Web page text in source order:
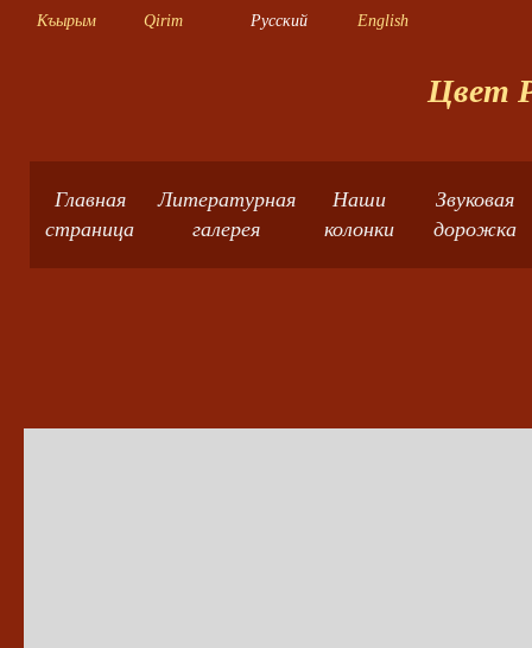
Къырым Qirim Русский English
Цвет
Главная
страница
Литературная
галерея
Наши
колонки
Звуковая
дорожка